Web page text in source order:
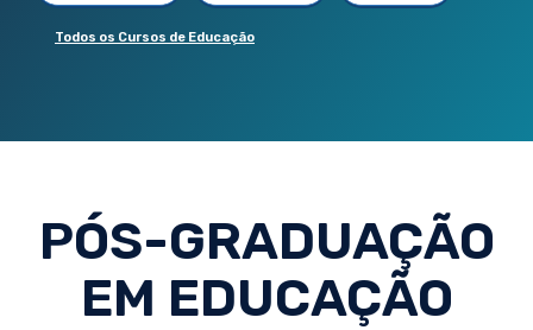
Todos os Cursos de Educação
PÓS-GRADUAÇÃO
EM EDUCAÇÃO